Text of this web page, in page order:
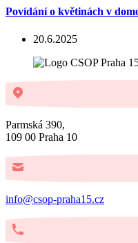
Povídání o květinách v
20.6.2025
Parmská 390,
109 00 Praha 10
info@csop-praha15.cz